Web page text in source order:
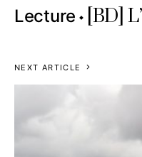
Lecture [BD]
NEXT ARTICLE